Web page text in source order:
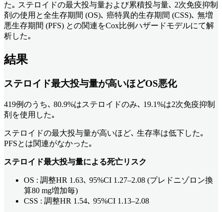
た｡ ステロイドの最大投与量および累積投与量､ 2次免疫抑制
剤の使用と全生存期間 (OS)､ 癌特異的生存期間 (CSS)､ 無増
悪生存期間 (PFS) との関連をCox比例ハザードモデルにて解
析した｡
結果
ステロイド最大投与量が高いほどOS悪化
419例のうち､ 80.9%はステロイドのみ､ 19.1%は2次免疫抑制
剤を使用した｡
ステロイドの最大投与量が高いほど､ 生存率は低下した｡
PFSとは関連がなかった｡
ステロイド最大投与量による死亡リスク
OS : 調整HR 1.63､ 95%CI 1.27–2.08 (プレドニゾロン換
算80 mg増加毎)
CSS : 調整HR 1.54､ 95%CI 1.13–2.08